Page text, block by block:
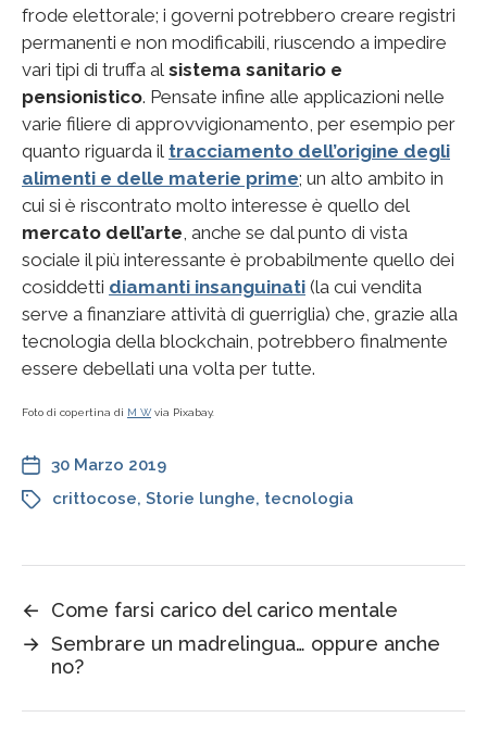
frode elettorale; i governi potrebbero creare registri
permanenti e non modificabili, riuscendo a impedire
vari tipi di truffa al sistema sanitario e
pensionistico. Pensate infine alle applicazioni nelle
varie filiere di approvvigionamento, per esempio per
quanto riguarda il tracciamento dell’origine degli
alimenti e delle materie prime; un alto ambito in
cui si è riscontrato molto interesse è quello del
mercato dell’arte , anche se dal punto di vista
sociale il più interessante è probabilmente quello dei
cosiddetti diamanti insanguinati (la cui vendita
serve a finanziare attività di guerriglia) che, grazie alla
tecnologia della blockchain, potrebbero finalmente
essere debellati una volta per tutte.
Foto di copertina di M Wvia Pixabay.
30 Marzo 2019
crittocose, Storie lunghe, tecnologia
←
Come farsi carico del carico mentale
→ Sembrare un madrelingua… oppure anche
no?